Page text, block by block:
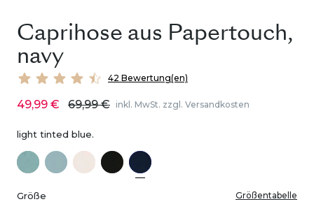
Caprihose aus Papertouch,
navy
42 Bewertung(en)
49,99 € 69,99 € inkl. MwSt. zzgl. Versandkosten
light tinted blue.
Größe Größentabelle